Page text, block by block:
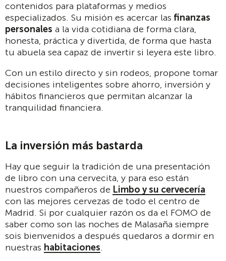
contenidos para plataformas y medios
especializados. Su misión es acercar las finanzas
personales a la vida cotidiana de forma clara,
honesta, práctica y divertida, de forma que hasta
tu abuela sea capaz de invertir si leyera este libro.
Con un estilo directo y sin rodeos, propone tomar
decisiones inteligentes sobre ahorro, inversión y
hábitos financieros que permitan alcanzar la
tranquilidad financiera.
La inversión más bastarda
Hay que seguir la tradición de una presentación
de libro con una cervecita, y para eso están
nuestros compañeros de Limbo y su cervecería
con las mejores cervezas de todo el centro de
Madrid. Si por cualquier razón os da el FOMO de
saber como son las noches de Malasaña siempre
sois bienvenidos a después quedaros a dormir en
nuestras habitaciones.